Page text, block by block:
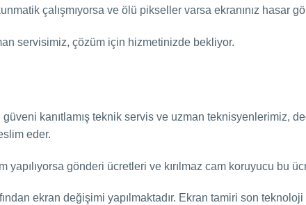
çalışmıyorsa ve ölü pikseller varsa ekranınız hasar
servisimiz, çözüm için hizmetinizde bekliyor.
kanıtlamış teknik servis ve uzman teknisyenlerimiz,
eder.
gönderi ücretleri ve kırılmaz cam koruyucu bu
ekran değişimi yapılmaktadır. Ekran tamiri son